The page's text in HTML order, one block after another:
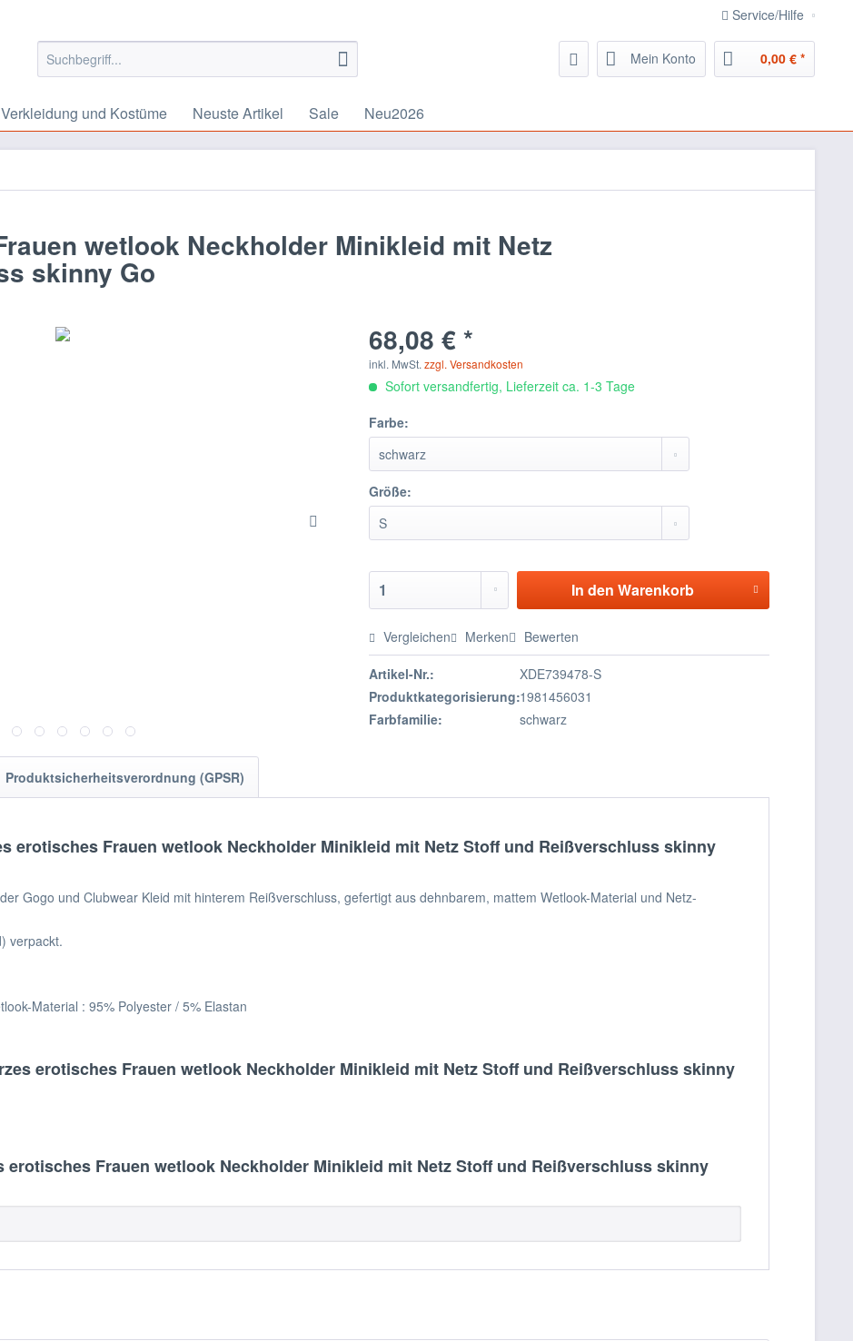
Service/Hilfe
Mein Konto 0,00 € *
Verkleidung und Kostüme Neuste Artikel Sale Neu2026
wetlook Neckholder Minikleid mit Netz
skinny Go
68,08 € *
inkl. MwSt.zzgl. Versandkosten
Sofort versandfertig, Lieferzeit ca. 1-3 Tage
Farbe:
Größe:
In den Warenkorb
Vergleichen Merken Bewerten
Artikel-Nr.:
XDE739478-S
Produktkategorisierung:1981456031
Farbfamilie:
schwarz
Produktsicherheitsverordnung (GPSR)
erotisches Frauen wetlook Neckholder Minikleid mit Netz Stoff und Reißverschluss skinny
Gogo und Clubwear Kleid mit hinterem Reißverschluss, gefertigt aus dehnbarem, mattem Wetlook-Material und Netz-
verpackt.
Material : 95% Polyester / 5% Elastan
erotisches Frauen wetlook Neckholder Minikleid mit Netz Stoff und Reißverschluss skinny
erotisches Frauen wetlook Neckholder Minikleid mit Netz Stoff und Reißverschluss skinny